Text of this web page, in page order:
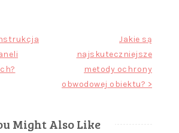
Jakie są
najskuteczniejsze
metody ochrony
obwodowej obiektu? >
Might Also Like